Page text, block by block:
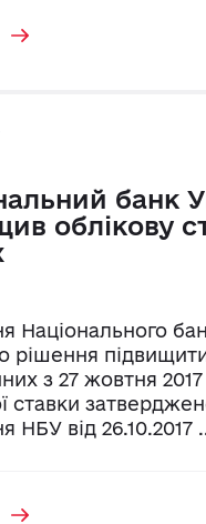
банк
облікову
Національного
рішення
з 27 жовтня
ставки
НБУ від 26.10.2017